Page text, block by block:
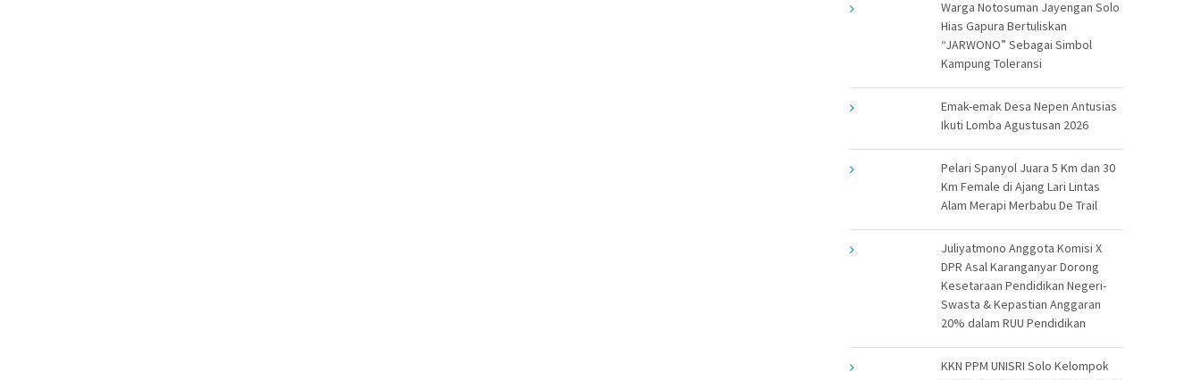
Warga Notosuman Jayengan Solo
Hias Gapura Bertuliskan
“JARWONO” Sebagai Simbol
Kampung Toleransi
Emak-emak Desa Nepen Antusias
Ikuti Lomba Agustusan 2026
Pelari Spanyol Juara 5 Km dan 30
Km Female di Ajang Lari Lintas
Alam Merapi Merbabu De Trail
Juliyatmono Anggota Komisi X
DPR Asal Karanganyar Dorong
Kesetaraan Pendidikan Negeri-
Swasta & Kepastian Anggaran
20% dalam RUU Pendidikan
KKN PPM UNISRI Solo Kelompok